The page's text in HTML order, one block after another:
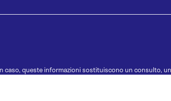
queste informazioni sostituiscono un consulto,
come suggerimenti per la formulazione di una